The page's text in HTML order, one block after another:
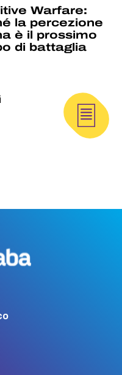
Warfare:
la percezione
è il prossimo
di battaglia